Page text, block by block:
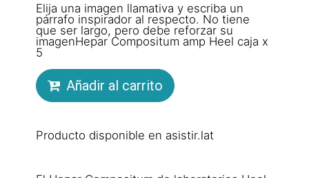
Elija una imagen llamativa y escriba un
párrafo inspirador al respecto. No tiene
que ser largo, pero debe reforzar su
imagenHepar Compositum amp Heel caja x
5
Añadir al carrito
Producto disponible en asistir.lat